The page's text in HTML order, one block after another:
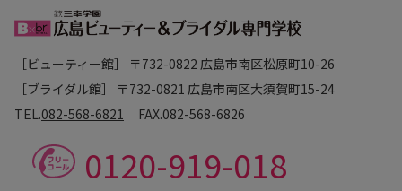
［ビューティー館］ 〒732-0822 広島市南区松原町10-26
［ブライダル館］ 〒732-0821 広島市南区大須賀町15-24
TEL.082-568-6821 FAX.082-568-6826
0120-919-018